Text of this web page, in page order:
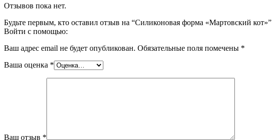
Отзывов пока нет.
Будьте первым, кто оставил отзыв на “Силиконовая форма «Мартовский кот»”
Войти с помощью:
Ваш адрес email не будет опубликован. Обязательные поля помечены *
Ваша оценка *
Ваш отзыв *